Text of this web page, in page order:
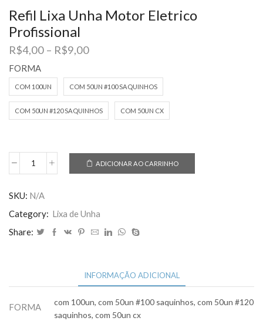
Refil Lixa Unha Motor Eletrico
Profissional
R$4,00 – R$9,00Faixa
R$4,00
através
R$9,00
FORMA
COM 100UN COM 50UN #100 SAQUINHOS
COM 50UN #120 SAQUINHOS COM 50UN CX
Refil
Unha
Eletrico
Profissional
ADICIONAR AO CARRINHO
SKU: N/A
Category: Lixa de Unha
Share:
INFORMAÇÃO ADICIONAL
FORMA
com 100un, com 50un #100 saquinhos, com 50un #120
saquinhos, com 50un cx